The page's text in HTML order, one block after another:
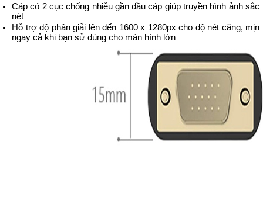
Cáp có 2 cục chống nhiễu gần đầu cáp giúp truyền hình ảnh sắc
nét
Hỗ trợ độ phân giải lên đến 1600 x 1280px cho độ nét căng, mịn
ngay cả khi bạn sử dùng cho màn hình lớn